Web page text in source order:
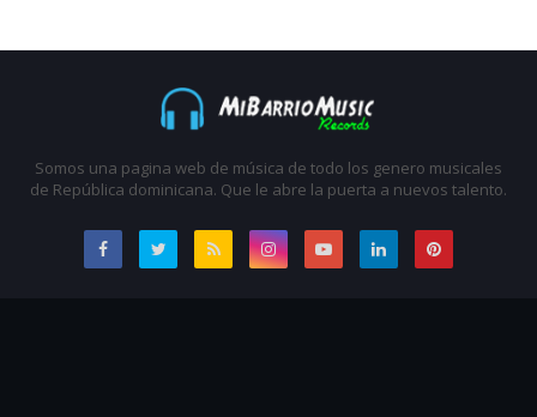
Somos una pagina web de música de todo los genero musicales
de República dominicana. Que le abre la puerta a nuevos talento.